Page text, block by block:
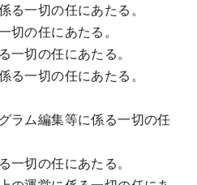
一切の任にあたる。
の任にあたる。
切の任にあたる。
一切の任にあたる。
ラム編集等に係る一切の任
切の任にあたる。